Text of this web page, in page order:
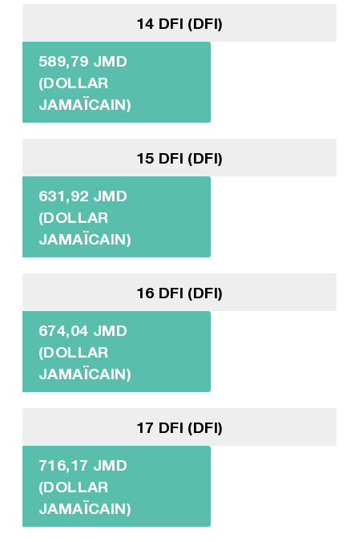
14 DFI (DFI)
589,79 JMD
(DOLLAR
JAMAÏCAIN)
15 DFI (DFI)
631,92 JMD
(DOLLAR
JAMAÏCAIN)
16 DFI (DFI)
674,04 JMD
(DOLLAR
JAMAÏCAIN)
17 DFI (DFI)
716,17 JMD
(DOLLAR
JAMAÏCAIN)